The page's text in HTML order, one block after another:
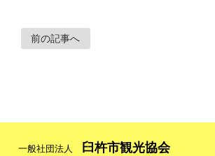
前の記事へ
一般社団法人 臼杵市観光協会